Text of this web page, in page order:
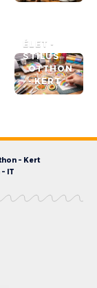
ÉLET -
STÍLUS
OTTHON
- KERT
– Kert
IT